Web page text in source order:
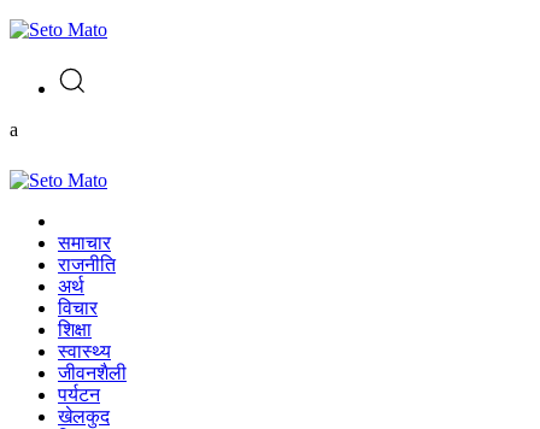
a
समाचार
राजनीति
अर्थ
विचार
शिक्षा
स्वास्थ्य
जीवनशैली
पर्यटन
खेलकुद